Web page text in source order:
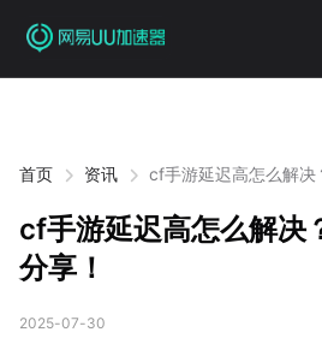
首页 资讯 cf手游延迟高怎么解决
cf手游延迟高怎么解决
分享！
2025-07-30